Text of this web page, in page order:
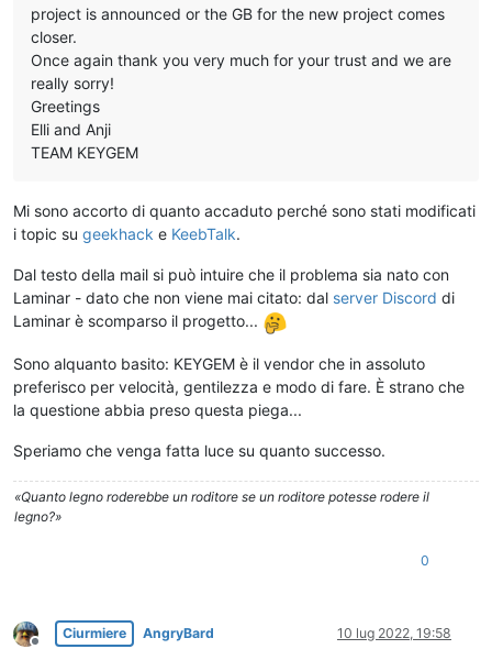
project is announced or the GB for the new project comes
closer.
Once again thank you very much for your trust and we are
really sorry!
Greetings
Elli and Anji
TEAM KEYGEM
Mi sono accorto di quanto accaduto perché sono stati modificati
i topic su geekhack e KeebTalk.
Dal testo della mail si può intuire che il problema sia nato con
Laminar - dato che non viene mai citato: dal server Discord di
Laminar è scomparso il progetto...
Sono alquanto basito: KEYGEM è il vendor che in assoluto
preferisco per velocità, gentilezza e modo di fare. È strano che
la questione abbia preso questa piega...
Speriamo che venga fatta luce su quanto successo.
«Quanto legno roderebbe un roditore se un roditore potesse rodere il
legno?»
0
Non in linea
Ciurmiere AngryBard 10 lug 2022, 19:58